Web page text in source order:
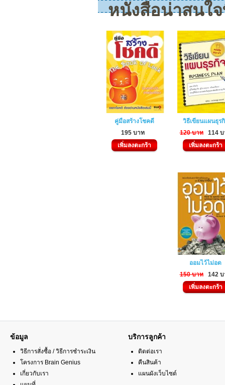
หนังสือน่าสนใจ
คู่มือสร้างโชคดี
195 บาท
เพิ่มลงตะกร้า
วิธีเขียนแผนธุร
120 บาท
114
เพิ่มลงตะกร้า
ออมไว้ไม่อด
150 บาท
142
เพิ่มลงตะกร้า
ข้อมูล
วิธีการสั่งซื้อ / วิธีการชำระเงิน
โครงการ Brain Genius
เกี่ยวกับเรา
บริการลูกค้า
ติดต่อเรา
คืนสินค้า
แผนผังเว็บไซต์